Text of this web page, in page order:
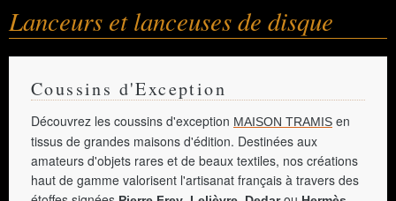
Lanceurs et lanceuses de disque
Coussins d'Exception
Découvrez les coussins d'exception MAISON TRAMIS en
tissus de grandes maisons d'édition. Destinées aux
amateurs d'objets rares et de beaux textiles, nos créations
haut de gamme valorisent l'artisanat français à travers des